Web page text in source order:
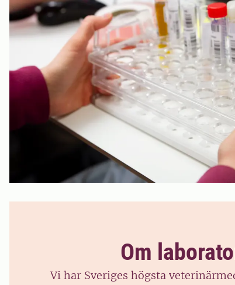
Om
Vi har Sveriges högsta